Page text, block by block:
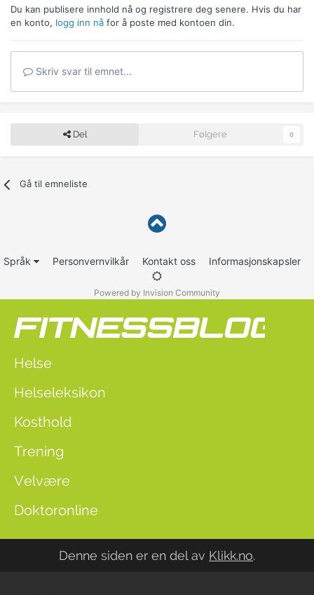
Du kan publisere innhold nå og registrere deg senere. Hvis du har
en konto, logg inn nå for å poste med kontoen din.
Skriv svar til emnet...
Del Følgere 0
Gå til emneliste
Språk Personvernvilkår Kontakt oss Informasjonskapsler
Powered by Invision Community
Helse
Helseleksikon
Kosthold
Trening
Velvære
Doktoronline
Denne siden er en del av Klikk.no.